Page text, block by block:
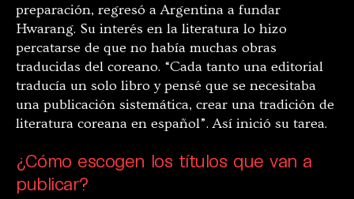
preparación, regresó a Argentina a fundar
Hwarang. Su interés en la literatura lo hizo
percatarse de que no había muchas obras
traducidas del coreano. “Cada tanto una editorial
traducía un solo libro y pensé que se necesitaba
una publicación sistemática, crear una tradición de
literatura coreana en español”. Así inició su tarea.
¿Cómo escogen los títulos que van a
publicar?